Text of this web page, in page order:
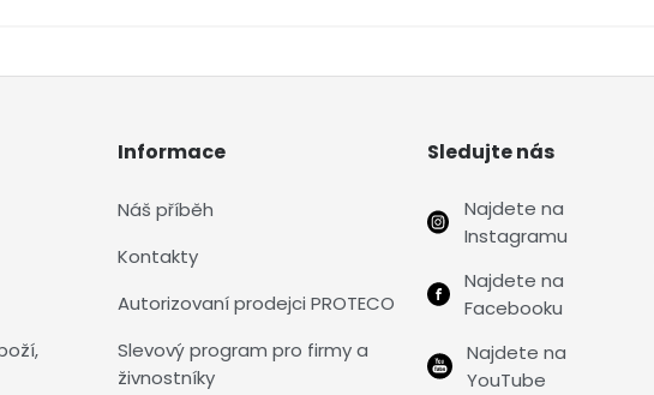
Informace
Náš příběh
Kontakty
Autorizovaní prodejci PROTECO
Slevový program pro firmy a
živnostníky
Sledujte nás
Najdete na
Instagramu
Najdete na
Facebooku
Najdete na
YouTube